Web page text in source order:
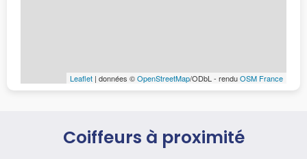
Leaflet | données ©OpenStreetMap/ODbL - renduOSM France
Coiffeurs à proximité